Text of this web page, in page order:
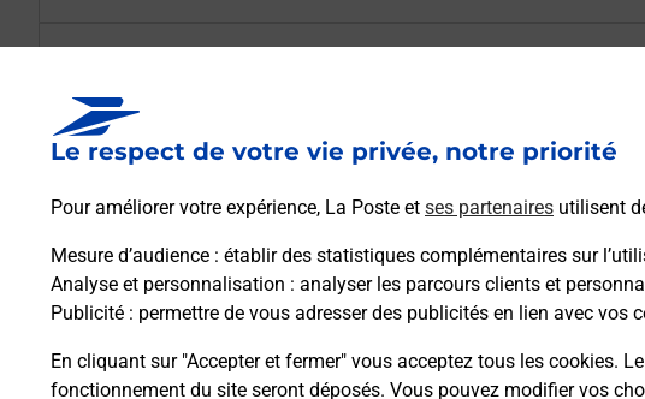
Le respect de votre vie privée, notre priorité
Pour améliorer votre expérience, La Poste et ses partenaires utilisent
Mesure d’audience : établir des statistiques complémentaires sur
Analyse et personnalisation : analyser les parcours clients et
Publicité : permettre de vous adresser des publicités en lien avec vos
En cliquant sur "Accepter et fermer" vous acceptez tous les cookies.
fonctionnement du site seront déposés. Vous pouvez modifier vos
Comment demander une modification de livraison ?
Comment La Poste participe-t-elle à votre sécurité
Puis-je passer mon code de la route avec La Poste